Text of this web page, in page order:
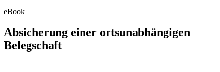
eBook
Absicherung einer ortsunabhängigen
Belegschaft